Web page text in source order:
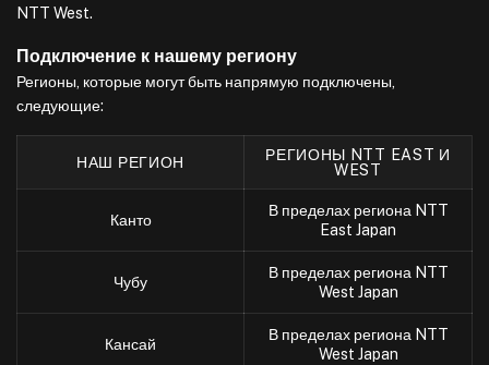
NTT West.
Подключение к нашему региону
Регионы, которые могут быть напрямую подключены,
следующие:
НАШ РЕГИОН
РЕГИОНЫ NTT EAST И
WEST
Канто
В пределах региона NTT
East Japan
Чубу
В пределах региона NTT
West Japan
Кансай
В пределах региона NTT
West Japan